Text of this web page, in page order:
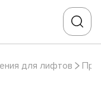
для лифтов